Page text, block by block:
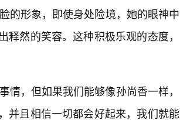
的形象，即使身处险境，她的眼神中
然的笑容。这种积极乐观的态度，
，但如果我们能够像孙尚香一样，
并且相信一切都会好起来，我们就能